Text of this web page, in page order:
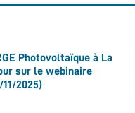
Photovoltaïque à La
sur le webinaire
11/2025)